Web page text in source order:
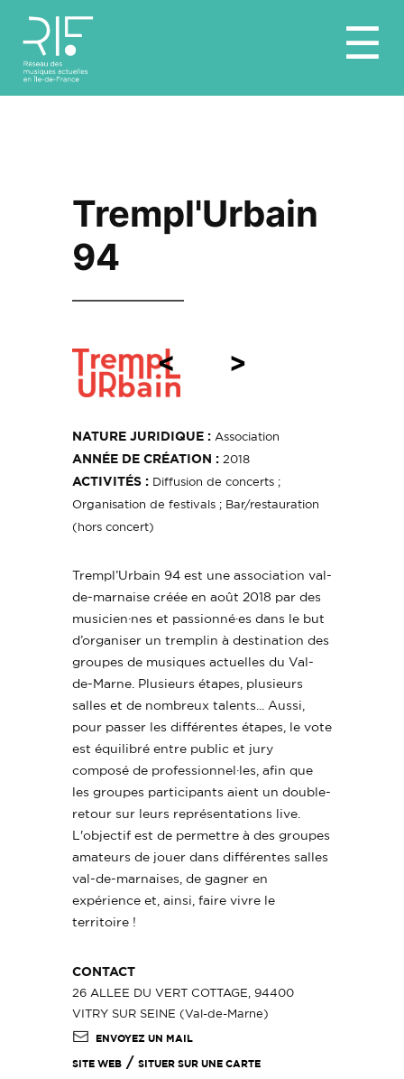
☰
Trempl'Urbain
94
NATURE JURIDIQUE : Association
ANNÉE DE CRÉATION : 2018
ACTIVITÉS : Diffusion de concerts ;
Organisation de festivals ; Bar/restauration
(hors concert)
Trempl’Urbain 94 est une association val-
de-marnaise créée en août 2018 par des
musicien·nes et passionné·es dans le but
d’organiser un tremplin à destination des
groupes de musiques actuelles du Val-
de-Marne. Plusieurs étapes, plusieurs
salles et de nombreux talents... Aussi,
pour passer les différentes étapes, le vote
est équilibré entre public et jury
composé de professionnel·les, afin que
les groupes participants aient un double-
retour sur leurs représentations live.
L'objectif est de permettre à des groupes
amateurs de jouer dans différentes salles
val-de-marnaises, de gagner en
expérience et, ainsi, faire vivre le
territoire !
CONTACT
26 ALLEE DU VERT COTTAGE, 94400
VITRY SUR SEINE (Val-de-Marne)
ENVOYEZ UN MAIL
SITE WEB / SITUER SUR UNE CARTE
< >